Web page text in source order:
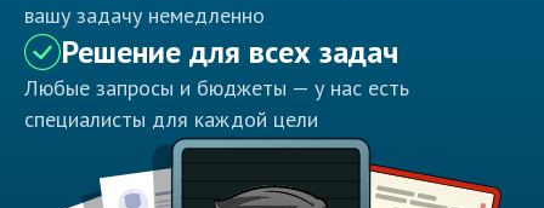
вашу задачу немедленно
Решение для всех задач
Любые запросы и бюджеты — у нас есть
специалисты для каждой цели